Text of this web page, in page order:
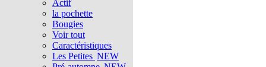
Actif
la pochette
Bougies
Voir tout
Caractéristiques
Les Petites NEW